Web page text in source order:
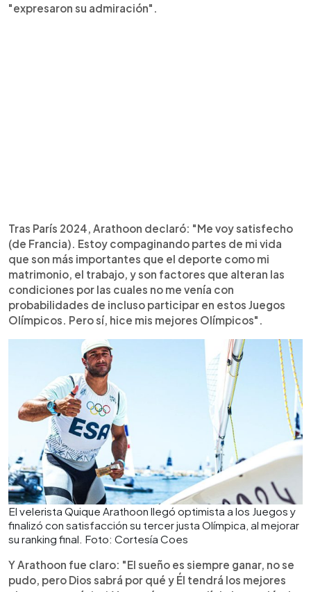
"expresaron su admiración".
Tras París 2024, Arathoon declaró: "Me voy satisfecho
(de Francia). Estoy compaginando partes de mi vida
que son más importantes que el deporte como mi
matrimonio, el trabajo, y son factores que alteran las
condiciones por las cuales no me venía con
probabilidades de incluso participar en estos Juegos
Olímpicos. Pero sí, hice mis mejores Olímpicos".
El velerista Quique Arathoon llegó optimista a los Juegos y
finalizó con satisfacción su tercer justa Olímpica, al mejorar
su ranking final. Foto: Cortesía Coes
Y Arathoon fue claro: "El sueño es siempre ganar, no se
pudo, pero Dios sabrá por qué y Él tendrá los mejores